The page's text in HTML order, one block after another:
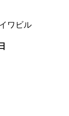
ワビル